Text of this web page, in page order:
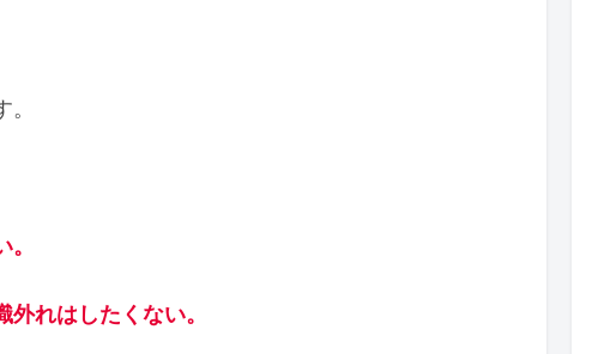
れはしたくない。